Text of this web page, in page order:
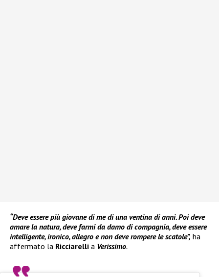
“Deve essere più giovane di me di una ventina di anni. Poi deve
amare la natura, deve farmi da damo di compagnia, deve essere
intelligente, ironico, allegro e non deve rompere le scatole”, ha
affermato la Ricciarelli a Verissimo.